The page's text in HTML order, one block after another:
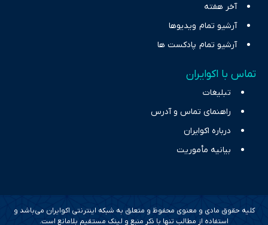
آخر هفته
آرشیو تمام ویدیوها
آرشیو تمام پادکست ها
تماس با اکوایران
تبلیغات
راهنمای تماس و آدرس
درباره اکوایران
بیانیه مأموریت
کلیه حقوق مادی و معنوی محفوظ و متعلق به شبکه اینترنتی اکوایران می‌باشد و
استفاده از مطالب تنها با ذکر منبع و لینک مستقیم بلامانع است.